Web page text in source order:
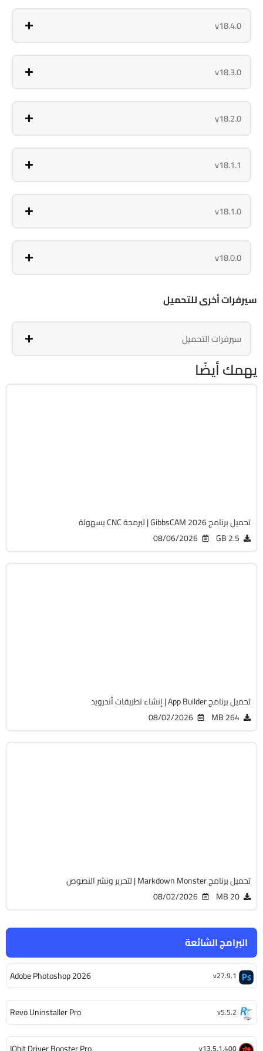
البرامج الشائعة
Adobe Photoshop 2026 v27.9.1
Revo Uninstaller Pro v5.5.2
v18.4.0
v18.3.0
v18.2.0
v18.1.1
v18.1.0
v18.0.0
سيرفرات أخرى للتحميل
سيرفرات التحميل
يهمك أيضًا
تحميل برنامج GibbsCAM 2026 | لبرمجة CNC بسهولة
2.5 GB
08/06/2026
تحميل برنامج App Builder | إنشاء تطبيقات أندرويد
264 MB
08/02/2026
تحميل برنامج Markdown Monster | لتحرير ونشر النصوص
20 MB
08/02/2026